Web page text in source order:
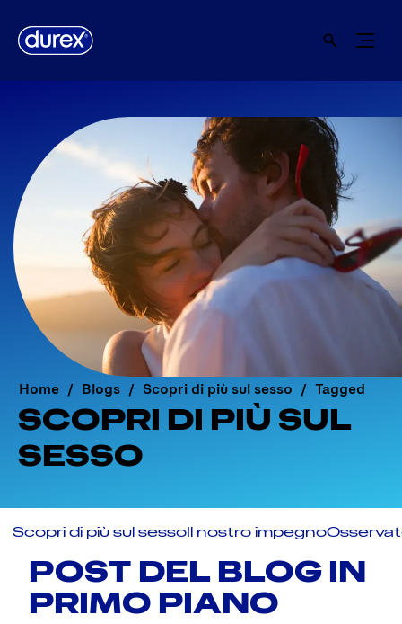
Home Blogs Scopri di più sul sesso Tagged
SCOPRI DI PIÙ SUL
SESSO
Scopri di più sul sessoIl nostro impegno
POST DEL BLOG IN
PRIMO PIANO